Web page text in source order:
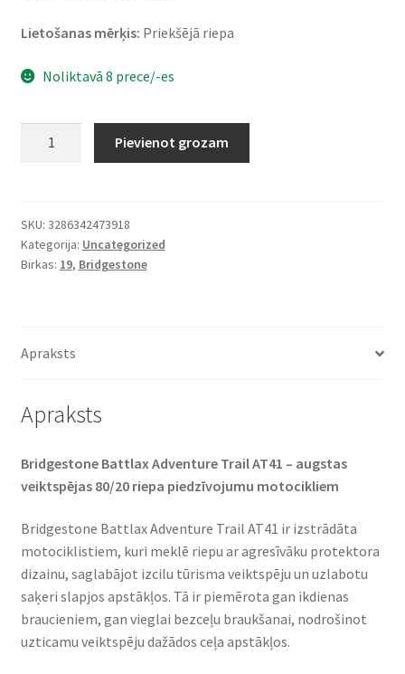
Lietošanas mērķis: Priekšējā riepa
Noliktavā 8 prece/-es
100/90
-
19
(priekšējā)
Pievienot grozam
SKU: 3286342473918
Kategorija: Uncategorized
Birkas: 19, Bridgestone
Apraksts
Apraksts
Bridgestone Battlax Adventure Trail AT41 – augstas
veiktspējas 80/20 riepa piedzīvojumu motocikliem​
Bridgestone Battlax Adventure Trail AT41 ir izstrādāta
motociklistiem, kuri meklē riepu ar agresīvāku protektora
dizainu, saglabājot izcilu tūrisma veiktspēju un uzlabotu
saķeri slapjos apstākļos. Tā ir piemērota gan ikdienas
braucieniem, gan vieglai bezceļu braukšanai, nodrošinot
uzticamu veiktspēju dažādos ceļa apstākļos.​